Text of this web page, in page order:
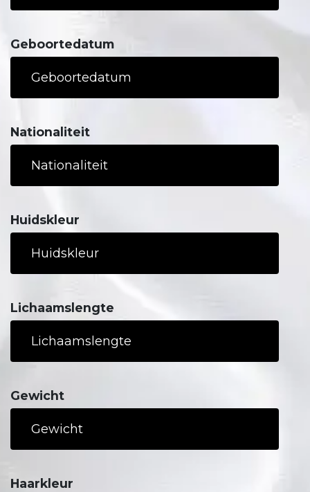
Geboortedatum
Nationaliteit
Huidskleur
Lichaamslengte
Gewicht
Haarkleur